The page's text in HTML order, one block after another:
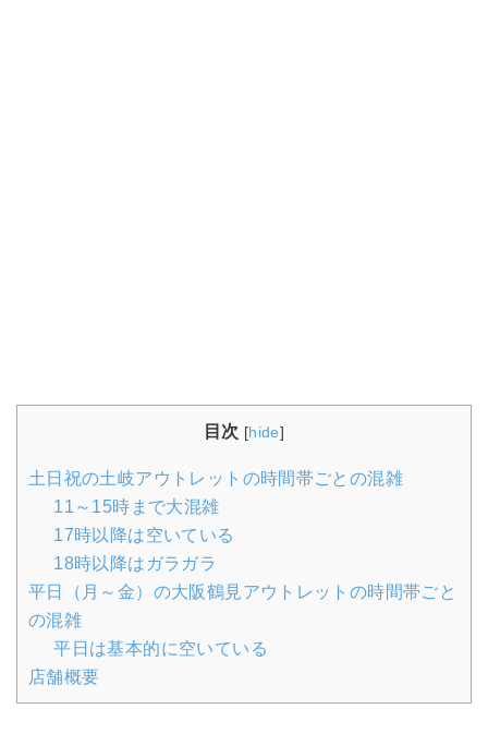
目次 [hide]
土日祝の土岐アウトレットの時間帯ごとの混雑
11～15時まで大混雑
17時以降は空いている
18時以降はガラガラ
平日（月～金）の大阪鶴見アウトレットの時間帯ごと
の混雑
平日は基本的に空いている
店舗概要